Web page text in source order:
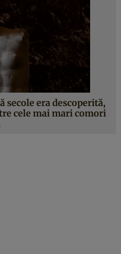
secole era descoperită,
cele mai mari comori